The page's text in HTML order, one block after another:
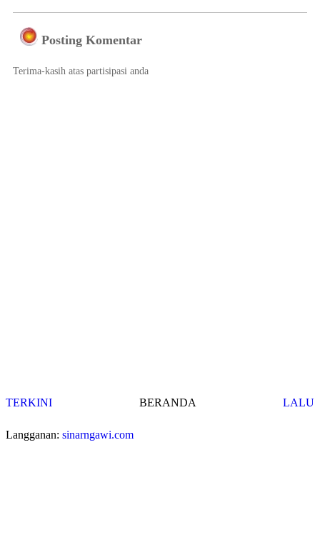
Posting Komentar
Terima-kasih atas partisipasi anda
TERKINI LALU
BERANDA
Langganan: sinarngawi.com